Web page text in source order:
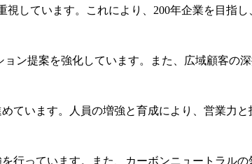
しています。これにより、200年企業を目指
ン提案を強化しています。また、広域顧客の
ています。人員の増強と育成により、営業力
っています。また、カーボンニュートラル